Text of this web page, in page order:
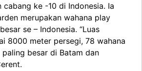
cabang ke -10 di Indonesia. Ia
merupakan wahana play
se – Indonesia. “Luas
8000 meter persegi, 78 wahana
besar di Batam dan